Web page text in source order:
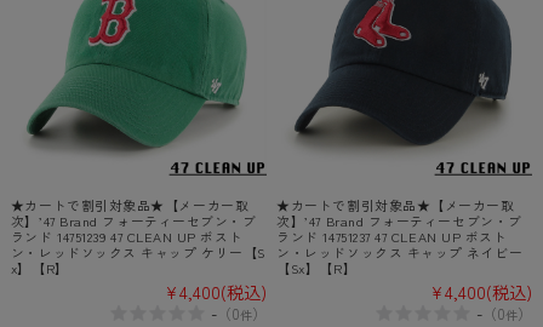
★カートで割引対象品★【メーカー取
次】’47 Brand フォーティーセブン・ブ
ランド 14751239 47 CLEAN UP ボスト
ン・レッドソックス キャップ ケリー【S
x】【R】
¥4,400(税込)
-（0件）
★カートで割引対象品★【メーカー取
次】’47 Brand フォーティーセブン・ブ
ランド 14751237 47 CLEAN UP ボスト
ン・レッドソックス キャップ ネイビー
【Sx】【R】
¥4,400(税込)
- （0件）